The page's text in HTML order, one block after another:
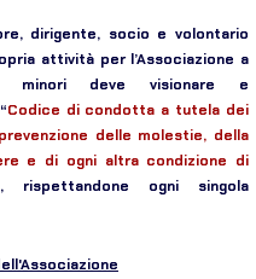
dirigente, socio e volontario
attività per l’Associazione a
minori deve visionare e
Codice di condotta a tutela dei
delle molestie, della
e di ogni altra condizione di
rispettandone ogni singola